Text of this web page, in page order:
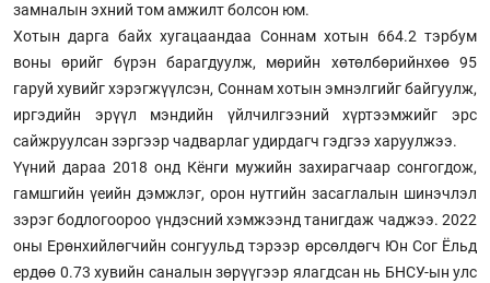
замналын эхний том амжилт болсон юм.
Хотын дарга байх хугацаандаа Соннам хотын 664.2 тэрбум
воны өрийг бүрэн барагдуулж, мөрийн хөтөлбөрийнхөө 95
гаруй хувийг хэрэгжүүлсэн, Соннам хотын эмнэлгийг байгуулж,
иргэдийн эрүүл мэндийн үйлчилгээний хүртээмжийг эрс
сайжруулсан зэргээр чадварлаг удирдагч гэдгээ харуулжээ.
Үүний дараа 2018 онд Кёнги мужийн захирагчаар сонгогдож,
гамшгийн үеийн дэмжлэг, орон нутгийн засаглалын шинэчлэл
зэрэг бодлогоороо үндэсний хэмжээнд танигдаж чаджээ. 2022
оны Ерөнхийлөгчийн сонгуульд тэрээр өрсөлдөгч Юн Сог Ёльд
ердөө 0.73 хувийн саналын зөрүүгээр ялагдсан нь БНСУ-ын улс